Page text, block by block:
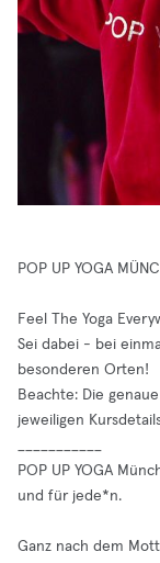
POP UP YOGA
Feel The Yoga
Sei dabei - bei
besonderen Orten!
Beachte: Die
jeweiligen
POP UP YOGA
und für jede*n.
Ganz nach dem